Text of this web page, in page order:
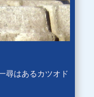
尋はあるカツオド